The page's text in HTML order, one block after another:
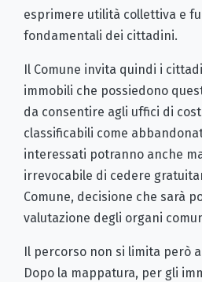
esprimere utilità collettiva e
fondamentali dei cittadini.
Il Comune invita quindi i
immobili che possiedono
da consentire agli uffici di
classificabili come
interessati potranno anche
irrevocabile di cedere
Comune, decisione che sarà
valutazione degli organi
Il percorso non si limita però
Dopo la mappatura, per gli